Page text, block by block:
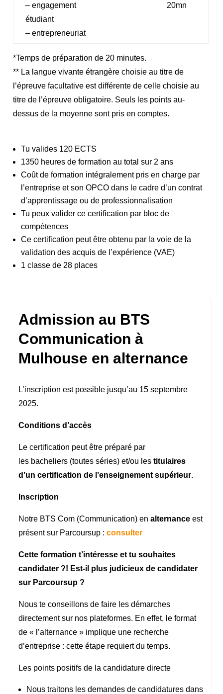
– engagement
étudiant
– entrepreneuriat
20mn
*Temps de préparation de 20 minutes.
** La langue vivante étrangère choisie au titre de
l’épreuve facultative est différente de celle choisie au
titre de l’épreuve obligatoire. Seuls les points au-
dessus de la moyenne sont pris en comptes.
Tu valides 120 ECTS
1350 heures de formation au total sur 2 ans
Coût de formation intégralement pris en charge par
l’entreprise et son OPCO dans le cadre d’un contrat
d’apprentissage ou de professionnalisation
Tu peux valider ce certification par bloc de
compétences
Ce certification peut être obtenu par la voie de la
validation des acquis de l’expérience (VAE)
1 classe de 28 places
Admission au BTS
Communication à
Mulhouse en alternance
L’inscription est possible jusqu’au 15 septembre
2025.
Conditions d’accès
Le certification peut être préparé par
les bacheliers (toutes séries) et/ou lestitulaires
d’un certification de l’enseignement supérieur.
Inscription
Notre BTS Com (Communication) enalternance est
présent sur Parcoursup :consulter
Cette formation t’intéresse et tu souhaites
candidater ?! Est-il plus judicieux de candidater
sur Parcoursup ?
Nous te conseillons de faire les démarches
directement sur nos plateformes. En effet, le format
de « l’alternance » implique une recherche
d’entreprise : cette étape requiert du temps.
Les points positifs de la candidature directe
Nous traitons les demandes de candidatures dans